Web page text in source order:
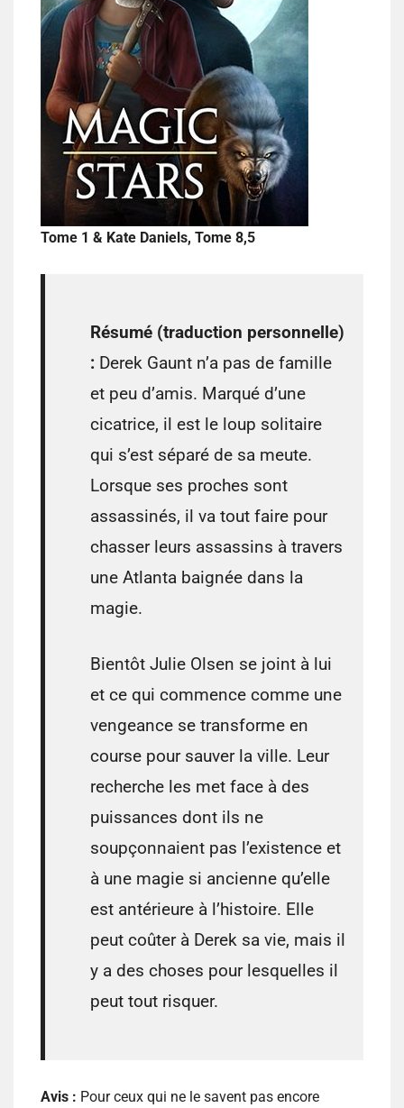
Tome 1 & Kate Daniels, Tome 8,5
Résumé (traduction personnelle)
: Derek Gaunt n’a pas de famille
et peu d’amis. Marqué d’une
cicatrice, il est le loup solitaire
qui s’est séparé de sa meute.
Lorsque ses proches sont
assassinés, il va tout faire pour
chasser leurs assassins à travers
une Atlanta baignée dans la
magie.
Bientôt Julie Olsen se joint à lui
et ce qui commence comme une
vengeance se transforme en
course pour sauver la ville. Leur
recherche les met face à des
puissances dont ils ne
soupçonnaient pas l’existence et
à une magie si ancienne qu’elle
est antérieure à l’histoire. Elle
peut coûter à Derek sa vie, mais il
y a des choses pour lesquelles il
peut tout risquer.
Avis : Pour ceux qui ne le savent pas encore